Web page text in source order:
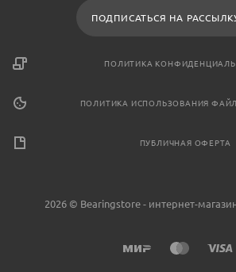
ПОДПИСАТЬСЯ НА
ПОЛИТИКА
ПОЛИТИКА ИСПОЛЬЗОВАНИЯ
ПУБЛИЧНАЯ ОФЕРТА
2026 © Bearingstore - интернет-